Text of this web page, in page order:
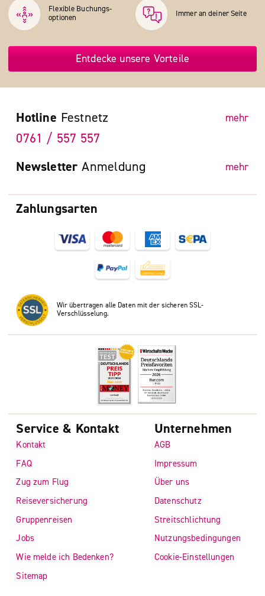
Flexible Buchungs­
optionen
Immer an deiner Seite
Entdecke unsere Vorteile
Zahlungsarten
Wir übertragen alle Daten mit der sicheren SSL-
Verschlüsselung.
Hotline Festnetz mehr
0761 / 557 557
Newsletter Anmeldung mehr
Service & Kontakt
Kontakt
FAQ
Zug zum Flug
Reiseversicherung
Gruppenreisen
Jobs
Wie melde ich Bedenken?
Sitemap
Unternehmen
AGB
Impressum
Über uns
Datenschutz
Streitschlichtung
Nutzungsbedingungen
Cookie-Einstellungen